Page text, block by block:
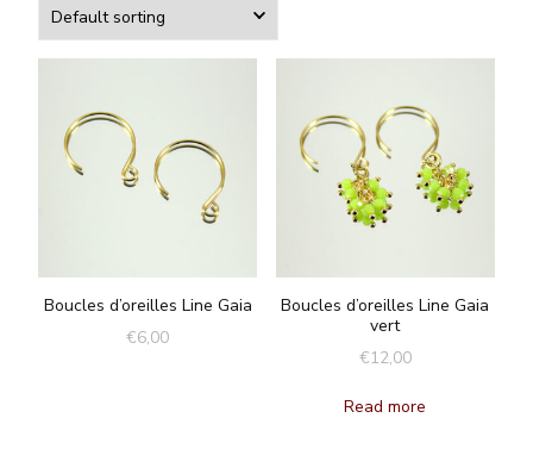
Boucles d’oreilles Line Gaia
€6,00
Boucles d’oreilles Line Gaia
vert
€12,00
Read more